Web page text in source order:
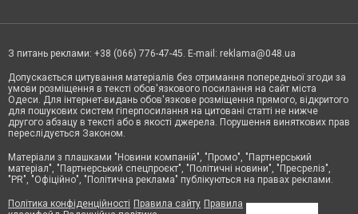
З питань реклами: +38 (066) 776-47-45. E-mail: reklama@048.ua
Допускається цитування матеріалів без отримання попередньої згоди за
умови розміщення в тексті обов'язкового посилання на сайт міста
Одеси. Для інтернет-видань обов'язкове розміщення прямого, відкритого
для пошукових систем гіперпосилання на цитовані статті не нижче
другого абзацу в тексті або в якості джерела. Порушення виняткових прав
переслідується Законом.
Матеріали з плашками "Новини компаній", "Промо", "Партнерський
матеріал", "Партнерський спецпроєкт", "Політичні новини", "Пресреліз",
"PR", "Офіційно", "Політична реклама" публікуються на правах реклами.
Політика конфіденційності Правила сайту Правила